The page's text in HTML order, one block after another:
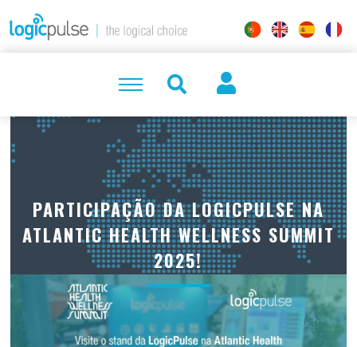
PARTICIPAÇÃO DA LOGICPULSE NA
ATLANTIC HEALTH WELLNESS SUMMIT
2025!